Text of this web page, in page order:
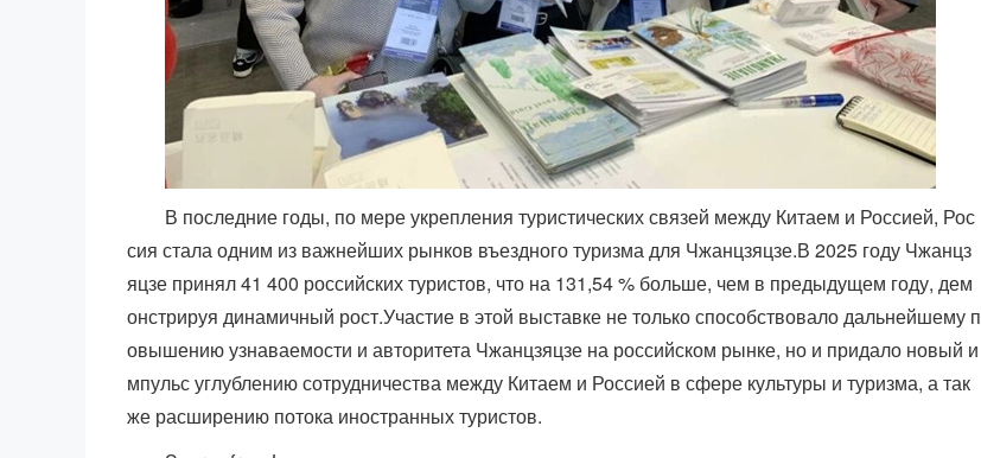
В последние годы, по мере укрепления туристических связей между Китаем и Россией, Рос
сия стала одним из важнейших рынков въездного туризма для Чжанцзяцзе.В 2025 году Чжанцз
яцзе принял 41 400 российских туристов, что на 131,54 % больше, чем в предыдущем году, дем
онстрируя динамичный рост.Участие в этой выставке не только способствовало дальнейшему п
овышению узнаваемости и авторитета Чжанцзяцзе на российском рынке, но и придало новый и
мпульс углублению сотрудничества между Китаем и Россией в сфере культуры и туризма, а так
же расширению потока иностранных туристов.